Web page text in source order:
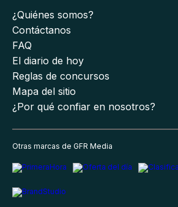
¿Quiénes somos?
Contáctanos
FAQ
El diario de hoy
Reglas de concursos
Mapa del sitio
¿Por qué confiar en nosotros?
Otras marcas de GFR Media